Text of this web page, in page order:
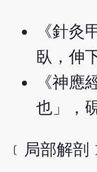
《針灸
臥，伸
《神應
也」，
﹝局部解剖